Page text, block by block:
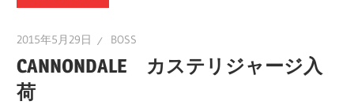
2015年5月29日 BOSS
CANNONDALE カステリジャージ入
荷